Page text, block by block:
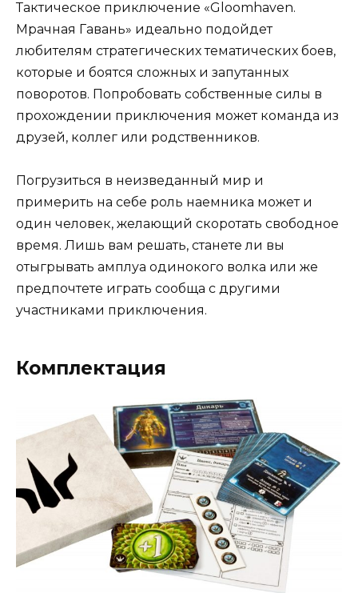
Тактическое приключение «Gloomhaven.
Мрачная Гавань» идеально подойдет
любителям стратегических тематических боев,
которые и боятся сложных и запутанных
поворотов. Попробовать собственные силы в
прохождении приключения может команда из
друзей, коллег или родственников.
Погрузиться в неизведанный мир и
примерить на себе роль наемника может и
один человек, желающий скоротать свободное
время. Лишь вам решать, станете ли вы
отыгрывать амплуа одинокого волка или же
предпочтете играть сообща с другими
участниками приключения.
Комплектация